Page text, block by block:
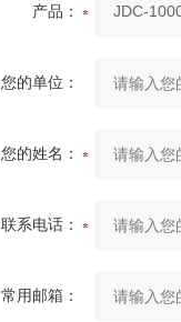
产品：
您的单位：
您的姓名：
联系电话：
常用邮箱：